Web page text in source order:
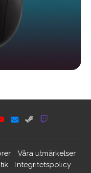
Våra utmärkelser
Integritetspolicy